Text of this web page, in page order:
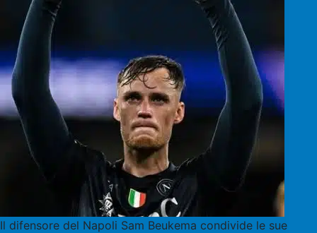
Il difensore del Napoli Sam Beukema condivide le sue